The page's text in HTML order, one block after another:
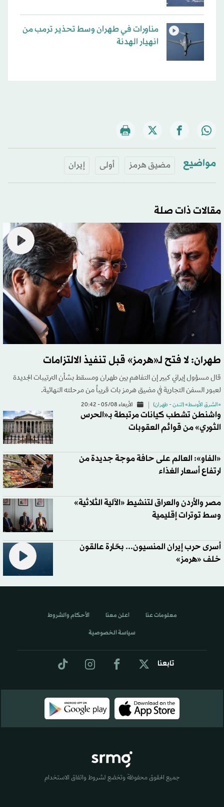
مناورات في طهران وسط تحذير ترمب من
انهيار الهدنة
مواضيع مضيق هرمز أولى إيران
مقالات ذات صلة
طهران: لا فتح لـ«هرمز» قبل تنفيذ الالتزامات
قال مسؤول إيراني كبير إن التفاهم بين طهران ومسقط بشأن الترتيبات الجديدة
لعبور السفن التجارية في مضيق هرمز بات قريباً من مرحلته النهائية.
«الشرق الأوسط» (لندن - طهران) الأربعاء 05/08 - 20:42
واشنطن تشطب كيانات مرتبطة بـ«الحرس
الثوري» من قوائم العقوبات
«الفاو»: العالم على حافة موجة جديدة من
ارتفاع أسعار الغذاء
مصر والأردن والعراق لتنشيط «الآلية الثلاثية»
وسط توترات إقليمية
أسرى حرب إيران المنسيون... بحّارة عالقون
خلف «هرمز»
تابعنا
معلومات عنا اعلن معنا الأحكام والشروط
سياسة الخصوصية
جميع الحقوق محفوظة وتخضع لشروط واتفاق الاستخدام